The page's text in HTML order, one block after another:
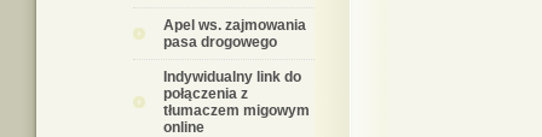
Apel ws. zajmowania
pasa drogowego
Indywidualny link do
połączenia z
tłumaczem migowym
online